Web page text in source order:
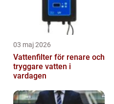
03 maj 2026
Vattenfilter för renare och
tryggare vatten i
vardagen